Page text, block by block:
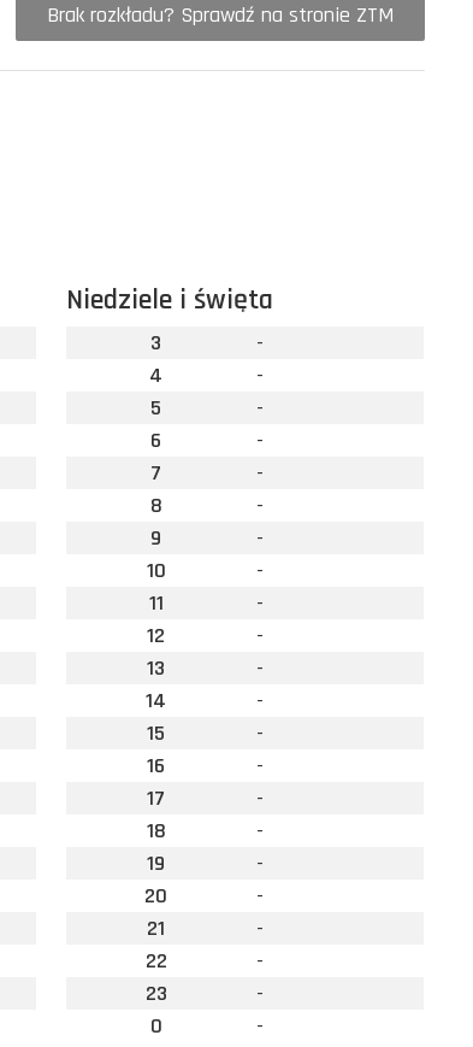
Brak rozkładu? Sprawdź na stronie ZTM
Niedziele i święta
3
-
4
-
5
-
6
-
7
-
8
-
9
-
10
-
11
-
12
-
13
-
14
-
15
-
16
-
17
-
18
-
19
-
20
-
21
-
22
-
23
-
0
-